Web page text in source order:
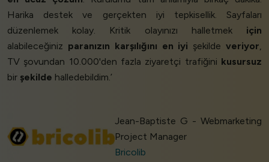
Harika destek ve gerçekten iyi tepkisellik. Sayfaları
düzenlemek kolay. Kritik olayınızı halletmek için
alabileceğiniz paranızın karşılığını en iyi şekildeveriyor,
TV şovundan 10.000'den fazla ziyaretçi trafiğini kusursuz
bir şekilde halledebildim.’
Jean-Baptiste G - Webmarketing
Project Manager
Bricolib